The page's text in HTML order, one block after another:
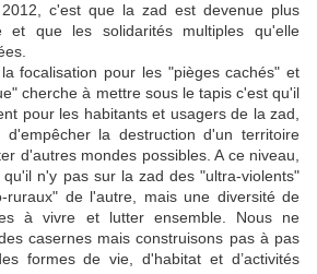
c'est que la zad est devenue plus
et que les solidarités multiples qu'elle
focalisation pour les "pièges cachés" et
cherche à mettre sous le tapis c'est qu'il
pour les habitants et usagers de la zad,
d'empêcher la destruction d'un territoire
d'autres mondes possibles. A ce niveau,
n'y pas sur la zad des "ultra-violents"
de l'autre, mais une diversité de
à vivre et lutter ensemble. Nous ne
casernes mais construisons pas à pas
formes de vie, d'habitat et d’activités